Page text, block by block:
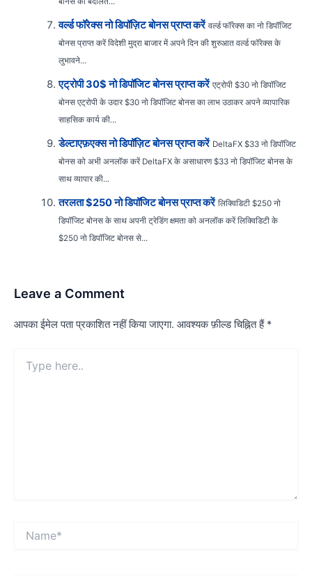
वर्ल्ड फॉरेक्स नो डिपॉज़िट बोनस प्राप्त करें वर्ल्ड फॉरेक्स का नो डिपॉजिट
बोनस प्राप्त करें विदेशी मुद्रा बाजार में अपने दिन की शुरुआत वर्ल्ड फॉरेक्स के
लुभावने...
एट्रोपी 30$ नो डिपॉजिट बोनस प्राप्त करें एट्रोपी $30 नो डिपॉजिट
बोनस एट्रोपी के उदार $30 नो डिपॉजिट बोनस का लाभ उठाकर अपने व्यापारिक
साहसिक कार्य की...
डेल्टाएफ़एक्स नो डिपॉज़िट बोनस प्राप्त करें DeltaFX $33 नो डिपॉजिट
बोनस को अभी अनलॉक करें DeltaFX के असाधारण $33 नो डिपॉजिट बोनस के
साथ व्यापार की...
तरलता $250 नो डिपॉजिट बोनस प्राप्त करें लिक्विडिटी $250 नो
डिपॉजिट बोनस के साथ अपनी ट्रेडिंग क्षमता को अनलॉक करें लिक्विडिटी के
$250 नो डिपॉजिट बोनस से...
Leave a Comment
आपका ईमेल पता प्रकाशित नहीं किया जाएगा. आवश्यक फ़ील्ड चिह्नित हैं *
here..